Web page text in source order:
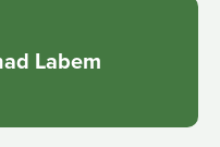
Labem